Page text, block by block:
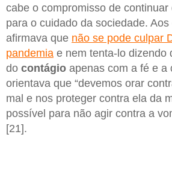
cabe o compromisso de
para o cuidado da sociedade. Aos
afirmava que não se pode culpar
pandemia e nem tenta-lo dizendo
do contágio apenas com a fé e a
orientava que “devemos orar
mal e nos proteger contra ela da
possível para não agir contra a
[21].